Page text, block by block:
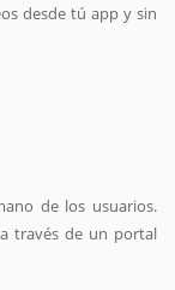
desde tú app y sin
de los usuarios.
través de un portal